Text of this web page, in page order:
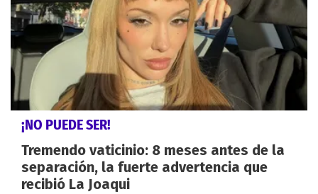
¡NO PUEDE SER!
Tremendo vaticinio: 8 meses antes de la
separación, la fuerte advertencia que
recibió La Joaqui